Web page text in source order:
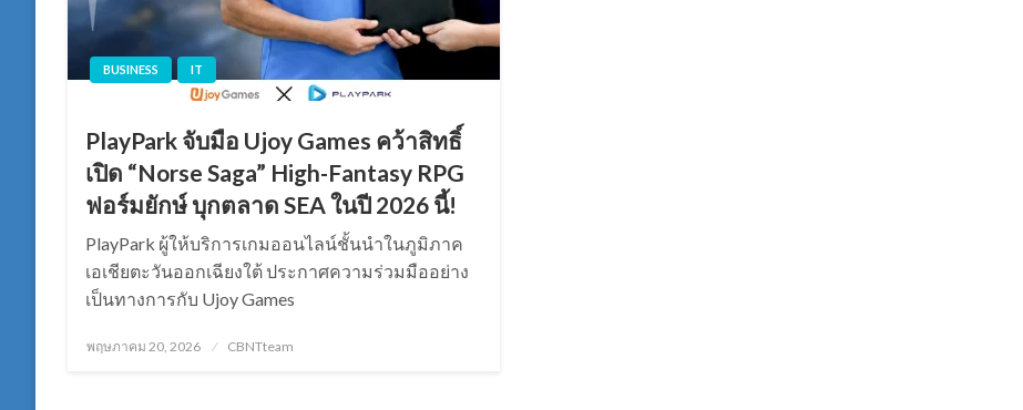
BUSINESS IT
PlayPark จับมือ Ujoy Games คว้าสิทธิ์
เปิด “Norse Saga” High-Fantasy RPG
ฟอร์มยักษ์ บุกตลาด SEA ในปี 2026 นี้!
PlayPark ผู้ให้บริการเกมออนไลน์ชั้นนำในภูมิภาค
เอเชียตะวันออกเฉียงใต้ ประกาศความร่วมมืออย่าง
เป็นทางการกับ Ujoy Games
Posted
พฤษภาคม 20, 2026 CBNTteam